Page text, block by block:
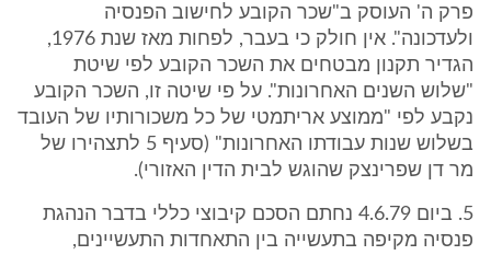
פרק ה' העוסק ב"שכר הקובע לחישוב הפנסיה
ולעדכונה". אין חולק כי בעבר, לפחות מאז שנת 1976,
הגדיר תקנון מבטחים את השכר הקובע לפי שיטת
"שלוש השנים האחרונות". על פי שיטה זו, השכר הקובע
נקבע לפי "ממוצע אריתמטי של כל משכורותיו של העובד
בשלוש שנות עבודתו האחרונות" (סעיף 5 לתצהירו של
מר דן שפרינצק שהוגש לבית הדין האזורי).
5. ביום 4.6.79 נחתם הסכם קיבוצי כללי בדבר הנהגת
פנסיה מקיפה בתעשייה בין התאחדות התעשיינים,